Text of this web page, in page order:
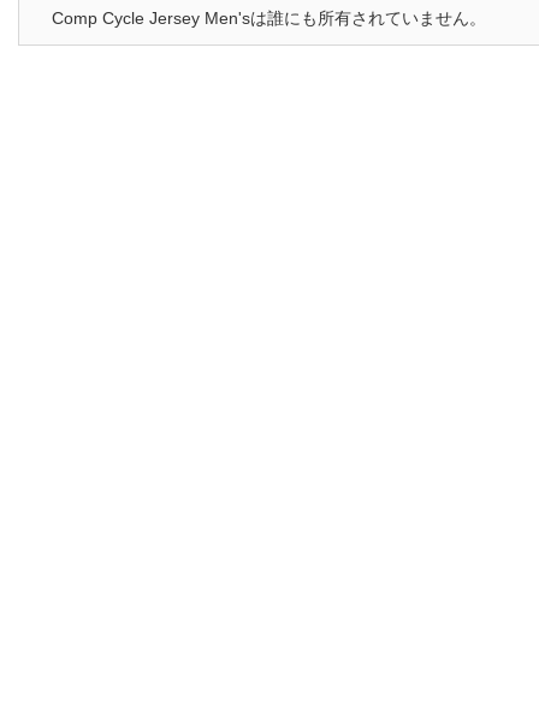
Comp Cycle Jersey Men'sは誰にも所有されていません。